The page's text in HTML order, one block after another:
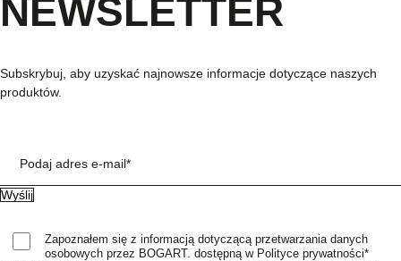
NEWSLETTER
Subskrybuj, aby uzyskać najnowsze informacje dotyczące naszych
produktów.
Podaj adres e-mail*
Zapoznałem się z informacją dotyczącą przetwarzania danych
osobowych przez BOGART. dostępną w Polityce prywatności*